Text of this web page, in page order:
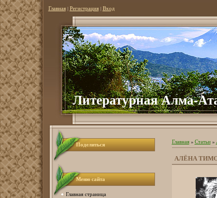
Главная| Регистрация| Вход
Литературная Алма-
Поделиться
Меню сайта
Главная страница
Главная» Статьи»
АЛЁНА